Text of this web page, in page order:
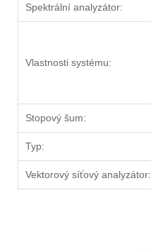
Spektrální analyzátor:
Vlastnosti systému:
Stopový šum:
Typ:
Vektorový síťový analyzátor: